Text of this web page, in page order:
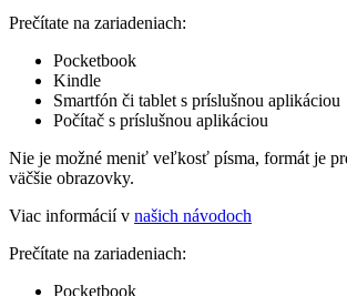
Prečítate na zariadeniach:
Pocketbook
Kindle
Smartfón či tablet s príslušnou aplikáciou
Počítač s príslušnou aplikáciou
Nie je možné meniť veľkosť písma, formát je
väčšie obrazovky.
Viac informácií v našich návodoch
Prečítate na zariadeniach:
Pocketbook